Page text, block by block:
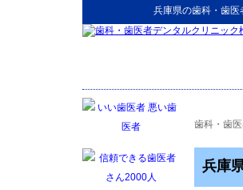
兵庫県の歯科・歯医
歯科・歯
兵庫